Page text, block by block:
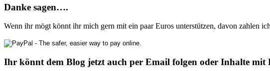
Danke sagen….
Wenn ihr mögt könnt ihr mich gern mit ein paar Euros unterstützen, davon zahlen
Ihr könnt dem Blog jetzt auch per Email folgen oder Inhalte mit